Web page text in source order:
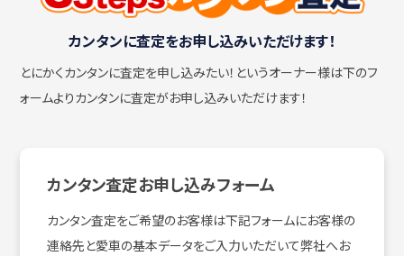
カンタンに査定をお申し込みいただけます！
とにかくカンタンに査定を申し込みたい！ というオーナー様は下のフ
ォームよりカンタンに査定がお申し込みいただけます！
カンタン査定お申し込みフォーム
カンタン査定をご希望のお客様は下記フォームにお客様の
連絡先と愛車の基本データをご入力いただいて弊社へお